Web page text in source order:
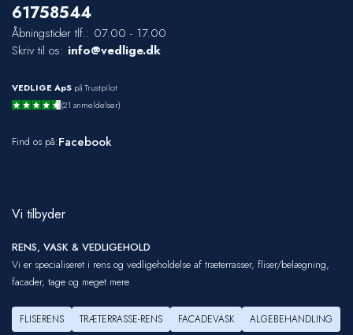
61758544
Åbningstider tlf.: 07.00 - 17.00
Skriv til os: info@vedlige.dk
VEDLIGE ApS på Trustpilot
(21 anmeldelser)
Find os på:Facebook
Vi tilbyder
RENS, VASK & VEDLIGEHOLD
Vi er specialiseret i rens og vedligeholdelse af træterrasser, fliser/belægning,
facader, tage og meget mere
FLISERENS TRÆTERRASSE-RENS FACADEVASK ALGEBEHANDLING